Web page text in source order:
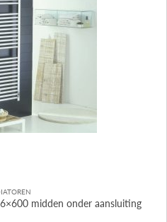
midden onder aansluiting